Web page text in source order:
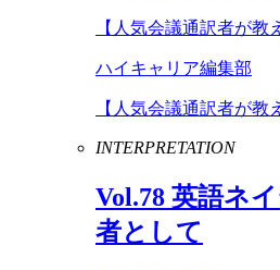
【人気会議通訳者が教
ハイキャリア編集部
【人気会議通訳者が教
INTERPRETATION
Vol.78 英語ネ
者として